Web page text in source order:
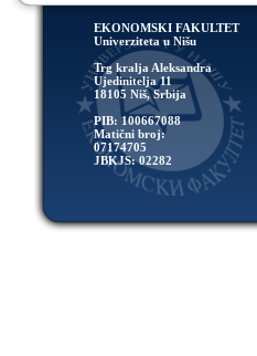
EKONOMSKI FAKULTET
Univerziteta u Nišu
Trg kralja Aleksandra
Ujedinitelja 11
18105 Niš, Srbija
PIB: 100667088
Matični broj:
07174705
JBKJS: 02282